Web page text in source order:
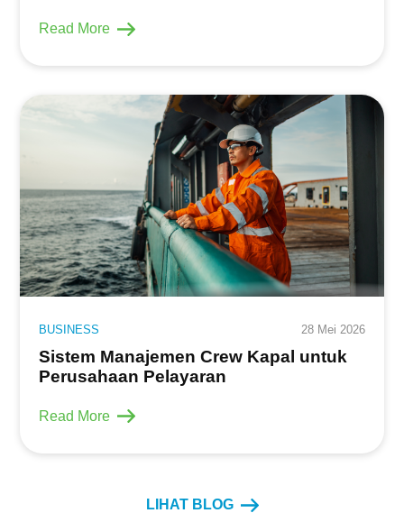
Read More
BUSINESS 28 Mei 2026
Sistem Manajemen Crew Kapal untuk
Perusahaan Pelayaran
Read More
LIHAT BLOG